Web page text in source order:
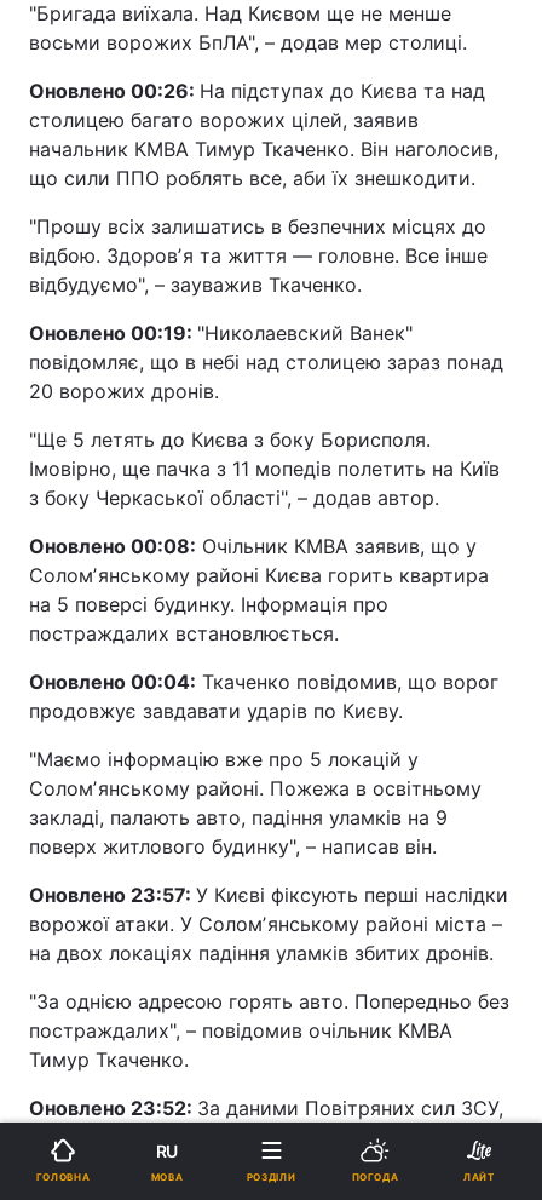
"Бригада виїхала. Над Києвом ще не менше
восьми ворожих БпЛА", – додав мер столиці.
Оновлено 00:26: На підступах до Києва та над
столицею багато ворожих цілей, заявив
начальник КМВА Тимур Ткаченко. Він наголосив,
що сили ППО роблять все, аби їх знешкодити.
"Прошу всіх залишатись в безпечних місцях до
відбою. Здоровʼя та життя — головне. Все інше
відбудуємо", – зауважив Ткаченко.
Оновлено 00:19: "Николаевский Ванек"
повідомляє, що в небі над столицею зараз понад
20 ворожих дронів.
"Ще 5 летять до Києва з боку Борисполя.
Імовірно, ще пачка з 11 мопедів полетить на Київ
з боку Черкаської області", – додав автор.
Оновлено 00:08: Очільник КМВА заявив, що у
Соломʼянському районі Києва горить квартира
на 5 поверсі будинку. Інформація про
постраждалих встановлюється.
Оновлено 00:04: Ткаченко повідомив, що ворог
продовжує завдавати ударів по Києву.
"Маємо інформацію вже про 5 локацій у
Соломʼянському районі. Пожежа в освітньому
закладі, палають авто, падіння уламків на 9
поверх житлового будинку", – написав він.
Оновлено 23:57: У Києві фіксують перші наслідки
ворожої атаки. У Соломʼянському районі міста –
на двох локаціях падіння уламків збитих дронів.
"За однією адресою горять авто. Попередньо без
постраждалих", – повідомив очільник КМВА
Тимур Ткаченко.
Оновлено 23:52: За даними Повітряних сил ЗСУ,
ворожі дрони зараз фіксуються у таких
областях:
ГОЛОВНА
RU
МОВА РОЗДІЛИ ПОГОДА ЛАЙТ